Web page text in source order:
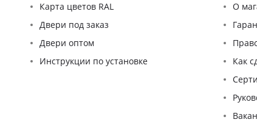
Карта цветов RAL
Двери под заказ
Двери оптом
Инструкции по установке
О
Как